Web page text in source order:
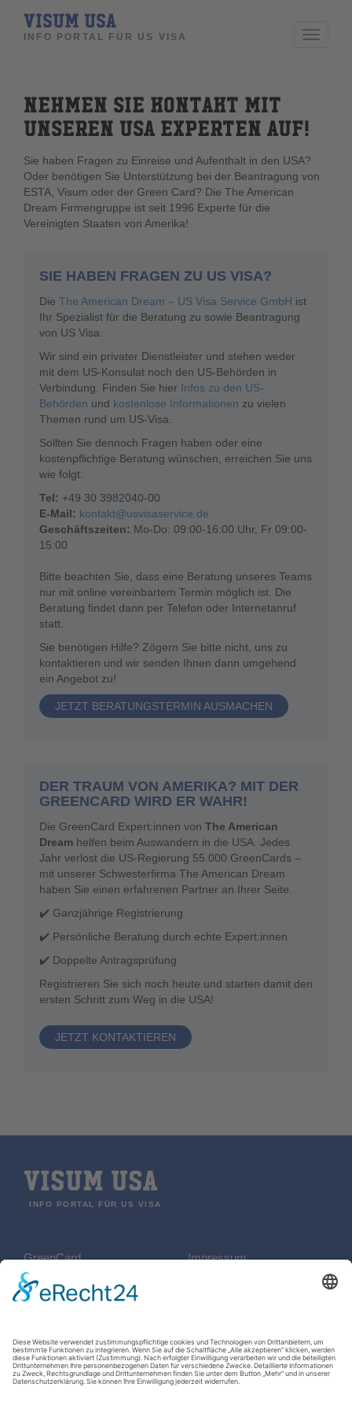
Toggle
VISUM USA
INFO PORTAL FÜR US VISA
NEHMEN SIE KONTAKT MIT
UNSEREN USA EXPERTEN AUF!
Sie haben Fragen zu Einreise und Aufenthalt in den USA?
Oder benötigen Sie Unterstützung bei der Beantragung von
ESTA, Visum oder der Green Card? Die The American
Dream Firmengruppe ist seit 1996 Experte für die
Vereinigten Staaten von Amerika!
SIE HABEN FRAGEN ZU US VISA?
Die The American Dream – US Visa Service GmbH ist
Ihr Spezialist für die Beratung zu sowie Beantragung
von US Visa.
Wir sind ein privater Dienstleister und stehen weder
mit dem US-Konsulat noch den US-Behörden in
Verbindung. Finden Sie hier Infos zu den US-
Behörden und kostenlose Informationen zu vielen
Themen rund um US-Visa.
Sollten Sie dennoch Fragen haben oder eine
kostenpflichtige Beratung wünschen, erreichen Sie uns
wie folgt:
Tel: +49 30 3982040-00
E-Mail: kontakt@usvisaservice.de
Geschäftszeiten: Mo-Do: 09:00-16:00 Uhr, Fr 09:00-
15:00
Bitte beachten Sie, dass eine Beratung unseres Teams
nur mit online vereinbartem Termin möglich ist. Die
Beratung findet dann per Telefon oder Internetanruf
statt.
Sie benötigen Hilfe? Zögern Sie bitte nicht, uns zu
kontaktieren und wir senden Ihnen dann umgehend
ein Angebot zu!
JETZT BERATUNGSTERMIN AUSMACHEN
DER TRAUM VON AMERIKA? MIT DER
GREENCARD WIRD ER WAHR!
Die GreenCard Expert:innen von The American
Dream helfen beim Auswandern in die USA. Jedes
Jahr verlost die US-Regierung 55.000 GreenCards –
mit unserer Schwesterfirma The American Dream
haben Sie einen erfahrenen Partner an Ihrer Seite.
✔️ Ganzjährige Registrierung
✔️ Persönliche Beratung durch echte Expert:innen
✔️ Doppelte Antragsprüfung
Registrieren Sie sich noch heute und starten damit den
ersten Schritt zum Weg in die USA!
JETZT KONTAKTIEREN
VISUM USA
INFO PORTAL FÜR US VISA
GreenCard
REISEN
B2 Visum
Impressum
US-Visa Checkliste